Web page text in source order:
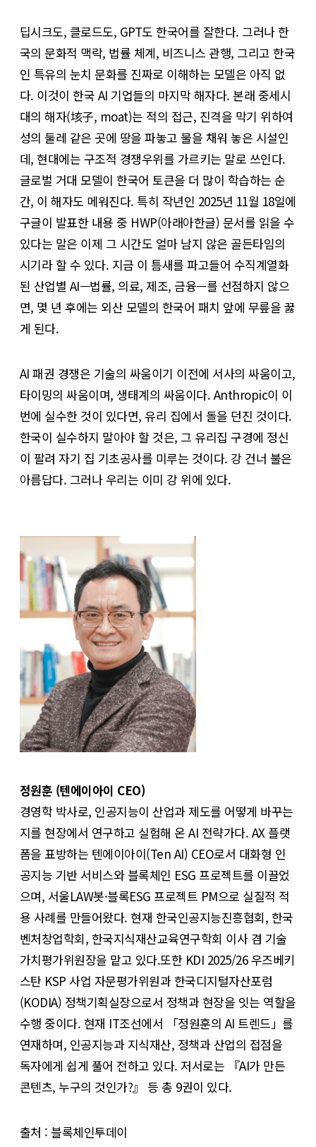
딥시크도, 클로드도, GPT도 한국어를 잘한다. 그러나 한
국의 문화적 맥락, 법률 체계, 비즈니스 관행, 그리고 한국
인 특유의 눈치 문화를 진짜로 이해하는 모델은 아직 없
다. 이것이 한국 AI 기업들의 마지막 해자다. 본래 중세시
대의 해자(垓子, moat)는 적의 접근, 진격을 막기 위하여
성의 둘레 같은 곳에 땅을 파놓고 물을 채워 놓은 시설인
데, 현대에는 구조적 경쟁우위를 가르키는 말로 쓰인다.
글로벌 거대 모델이 한국어 토큰을 더 많이 학습하는 순
간, 이 해자도 메워진다. 특히 작년인 2025년 11월 18일에
구글이 발표한 내용 중 HWP(아래아한글) 문서를 읽을 수
있다는 말은 이제 그 시간도 얼마 남지 않은 골든타임의
시기라 할 수 있다. 지금 이 틈새를 파고들어 수직계열화
된 산업별 AI—법률, 의료, 제조, 금융—를 선점하지 않으
면, 몇 년 후에는 외산 모델의 한국어 패치 앞에 무릎을 꿇
게 된다.
AI 패권 경쟁은 기술의 싸움이기 이전에 서사의 싸움이고,
타이밍의 싸움이며, 생태계의 싸움이다. Anthropic이 이
번에 실수한 것이 있다면, 유리 집에서 돌을 던진 것이다.
한국이 실수하지 말아야 할 것은, 그 유리집 구경에 정신
이 팔려 자기 집 기초공사를 미루는 것이다. 강 건너 불은
아름답다. 그러나 우리는 이미 강 위에 있다.
정원훈 (텐에이아이 CEO)
경영학 박사로, 인공지능이 산업과 제도를 어떻게 바꾸는
지를 현장에서 연구하고 실험해 온 AI 전략가다. AX 플랫
폼을 표방하는 텐에이아이(Ten AI) CEO로서 대화형 인
공지능 기반 서비스와 블록체인 ESG 프로젝트를 이끌었
으며, 서울LAW봇·블록ESG 프로젝트 PM으로 실질적 적
용 사례를 만들어왔다. 현재 한국인공지능진흥협회, 한국
벤처창업학회, 한국지식재산교육연구학회 이사 겸 기술
가치평가위원장을 맡고 있다.또한 KDI 2025/26 우즈베키
스탄 KSP 사업 자문평가위원과 한국디지털자산포럼
(KODIA) 정책기획실장으로서 정책과 현장을 잇는 역할을
수행 중이다. 현재 IT조선에서 「정원훈의 AI 트렌드」를
연재하며, 인공지능과 지식재산, 정책과 산업의 접점을
독자에게 쉽게 풀어 전하고 있다. 저서로는 『AI가 만든
콘텐츠, 누구의 것인가?』 등 총 9권이 있다.
출처 : 블록체인투데이